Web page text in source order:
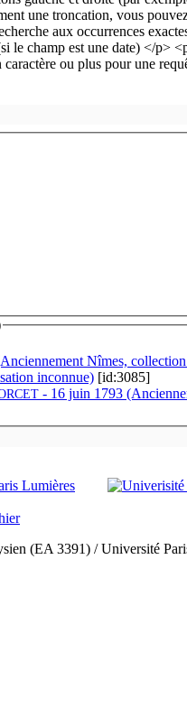
Nîmes,
inconnue) [id:3085]
- 16 juin 1793
(EA 3391) / Université